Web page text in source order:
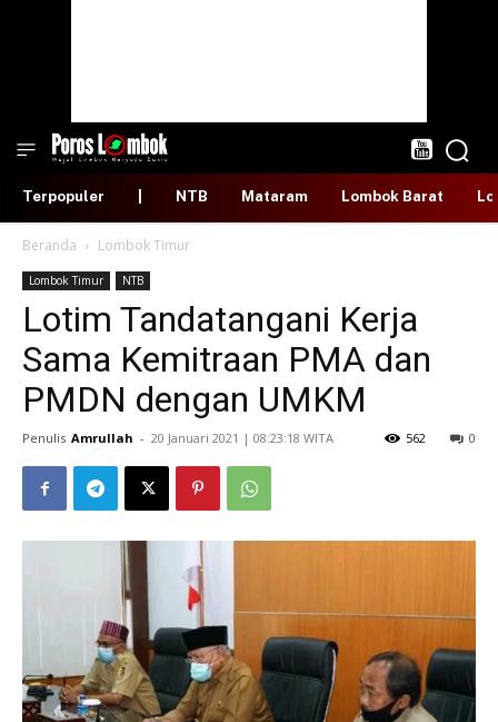
Terpopuler NTB Mataram Lombok Barat
Beranda Lombok Timur
Lombok Timur NTB
Lotim Tandatangani Kerja
Sama Kemitraan PMA dan
PMDN dengan UMKM
Penulis Amrullah - ​20 Januari 2021 | 08:23:18 WITA 0
562